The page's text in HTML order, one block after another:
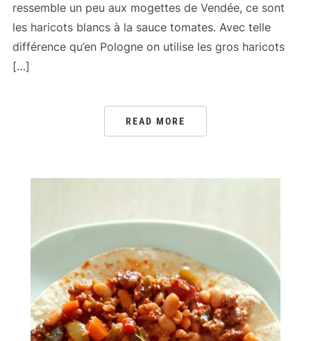
ressemble un peu aux mogettes de Vendée, ce sont
les haricots blancs à la sauce tomates. Avec telle
différence qu’en Pologne on utilise les gros haricots
[…]
READ MORE